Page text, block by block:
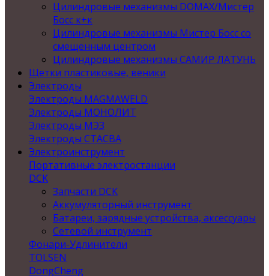
Цилиндровые механизмы DOMAX/Мистер
Босс к+к
Цилиндровые механизмы Мистер Босс со
смещенным центром
Цилиндровые механизмы САМИР ЛАТУНЬ
Щетки пластиковые, веники
Электроды
Электроды MAGMAWELD
Электроды МОНОЛИТ
Электроды МЭЗ
Электроды СТАСВА
Электроинструмент
Портативные электростанции
DCK
Запчасти DCK
Аккумуляторный инструмент
Батареи, зарядные устройства, аксессуары
Сетевой инструмент
Фонари-Удлинители
TOLSEN
DongCheng